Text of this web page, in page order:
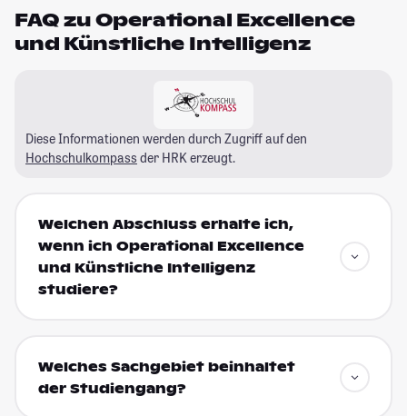
FAQ zu Operational Excellence
und Künstliche Intelligenz
Diese Informationen werden durch Zugriff auf den
Hochschulkompass der HRK erzeugt.
Welchen Abschluss erhalte ich,
wenn ich Operational Excellence
und Künstliche Intelligenz
studiere?
Welches Sachgebiet beinhaltet
der Studiengang?